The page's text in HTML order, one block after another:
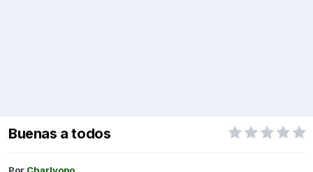
Buenas a todos